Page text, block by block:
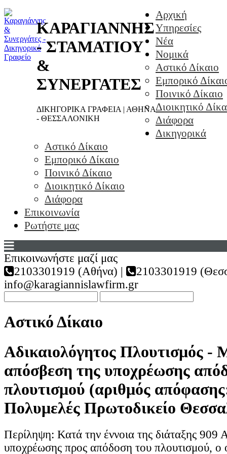
ΚΑΡΑΓΙΑΝΝΗΣ
- ΣΤΑΜΑΤΙΟΥ
&
ΣΥΝΕΡΓΑΤΕΣ
ΔΙΚΗΓΟΡΙΚΑ ΓΡΑΦΕΙΑ | ΑΘΗΝΑ
- ΘΕΣΣΑΛΟΝΙΚΗ
Αρχική
Υπηρεσίες
Νέα
Νομικά
Αστικό Δίκαιο
Εμπορικό
Ποινικό Δίκαιο
Διοικητικό
Διάφορα
Δικηγορικά
Αστικό Δίκαιο
Εμπορικό Δίκαιο
Ποινικό Δίκαιο
Διοικητικό Δίκαιο
Διάφορα
Επικοινωνία
Ρωτήστε μας
Επικοινωνήστε μαζί μας
2103301919 (Αθήνα) |
2103301919
info@karagiannislawfirm.gr
Αστικό Δίκαιο
Αδικαιολόγητος Πλουτισμός -
απόσβεση της υποχρέωσης
πλουτισμού (αριθμός
Πολυμελές Πρωτοδικείο
Περίληψη: Κατά την έννοια της διάταξης
υποχρέωσης προς απόδοση του πλουτισμού, ο